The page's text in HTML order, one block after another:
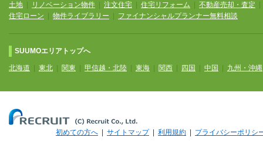
土地
リノベーション物件 注文住宅 住宅リフォーム 不動産売却・査定
住宅ローン
物件ライブラリー ファイナンシャルプランナー無料相談
SUUMOエリアトップへ
北海道 東北 関東 甲信越・北陸 東海 関西 四国 中国 九州・沖縄
初めての方へ サイトマップ| 利用規約 プライバシーポリシ